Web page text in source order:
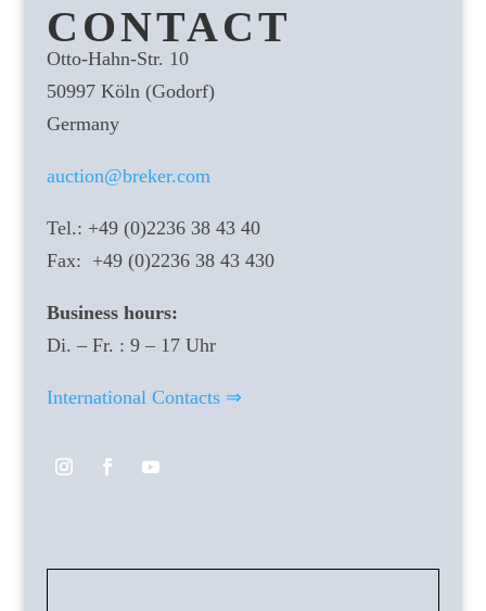
CONTACT
Otto-Hahn-Str. 10
50997 Köln (Godorf)
Germany
auction@breker.com
Tel.: +49 (0)2236 38 43 40
Fax: +49 (0)2236 38 43 430
Business hours:
Di. – Fr. : 9 – 17 Uhr
International Contacts ⇒